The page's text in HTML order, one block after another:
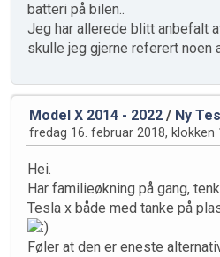
batteri på bilen..
Jeg har allerede blitt anbefalt
skulle jeg gjerne referert noen
Model X 2014 - 2022 / Ny
fredag 16. februar 2018, klokken
Hei.
Har familieøkning på gang,
Tesla x både med tanke på
Føler at den er eneste